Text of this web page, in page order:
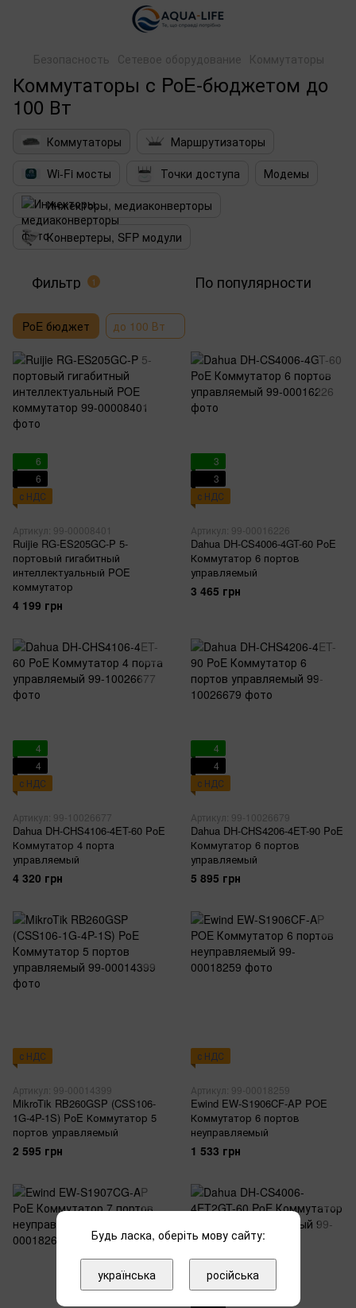
Безопасность Сетевое оборудование Коммутаторы
Коммутаторы с PoE-бюджетом до
100 Вт
Коммутаторы
Маршрутизаторы
Wi-Fi мосты
Точки доступа
Модемы
Инжекторы, медиаконверторы
Конвертеры, SFP модули
Фильтр 1 По популярности
PoE бюджет до 100 Вт
6
6
с НДС
Артикул: 99-00008401
Ruijie RG-ES205GC-P 5-
портовый гигабитный
интеллектуальный POE
коммутатор
4 199 грн
3
3
с НДС
Артикул: 99-00016226
Dahua DH-CS4006-4GT-60 PoE
Коммутатор 6 портов
управляемый
3 465 грн
4
4
с НДС
Артикул: 99-10026677
Dahua DH-CHS4106-4ET-60 PoE
Коммутатор 4 порта
управляемый
4 320 грн
4
4
с НДС
Артикул: 99-10026679
Dahua DH-CHS4206-4ET-90 PoE
Коммутатор 6 портов
управляемый
5 895 грн
с НДС
Артикул: 99-00014399
MikroTik RB260GSP (CSS106-
1G-4P-1S) PoE Коммутатор 5
портов управляемый
2 595 грн
с НДС
Артикул: 99-00018259
Ewind EW-S1906CF-AP POE
Коммутатор 6 портов
неуправляемый
1 533 грн
3
Будь ласка, оберіть мову сайту:
українська російська